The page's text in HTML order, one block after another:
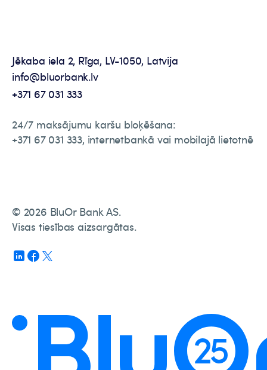
Jēkaba iela 2, Rīga, LV-1050, Latvija
info@bluorbank.lv
+371 67 031 333
24/7 maksājumu karšu bloķēšana:
+371 67 031 333, internetbankā vai mobilajā lietotnē
© 2026 BluOr Bank AS.
Visas tiesības aizsargātas.